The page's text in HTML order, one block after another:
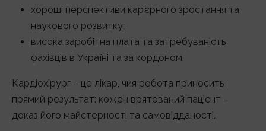
хороші перспективи кар’єрного зростання та
наукового розвитку;
висока заробітна плата та затребуваність
фахівців в Україні та за кордоном.
Кардіохірург – це лікар, чия робота приносить
прямий результат: кожен врятований пацієнт –
доказ його майстерності та самовідданості.